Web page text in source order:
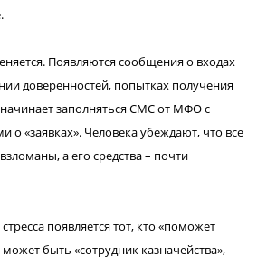
Появляются сообщения о входах
доверенностей, попытках получения
заполняться СМС от МФО с
о «заявках». Человека убеждают, что все
а его средства – почти
появляется тот, кто «поможет
быть «сотрудник казначейства»,